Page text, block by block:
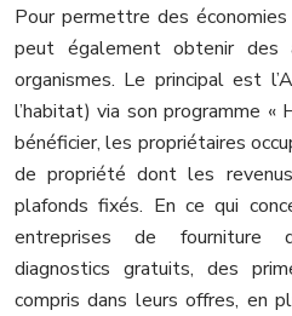
Pour permettre des
peut également obtenir des
organismes. Le principal est
l’habitat) via son programme «
bénéficier, les propriétaires
de propriété dont les
plafonds fixés. En ce qui
entreprises de fourniture
diagnostics gratuits, des
compris dans leurs offres, en